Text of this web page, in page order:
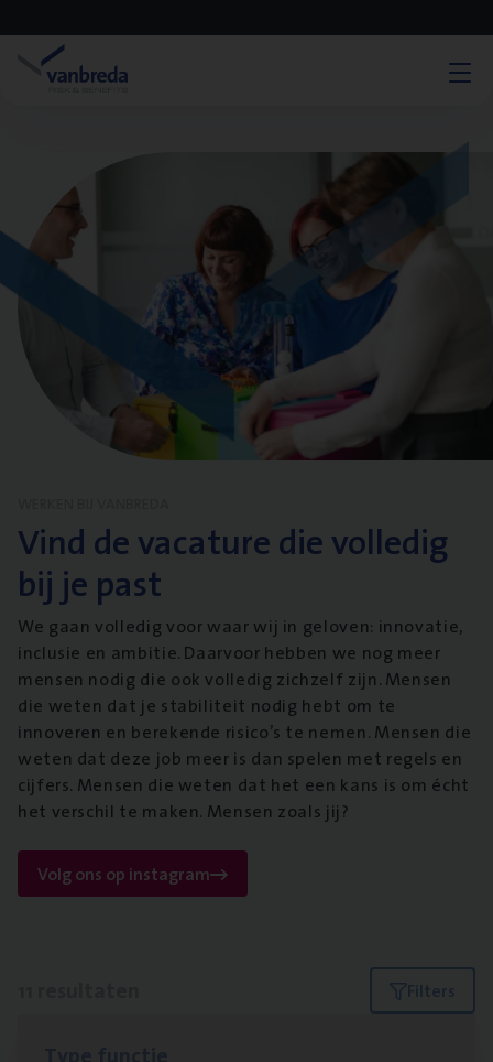
Vind de vacature die volledig
bij je past
We gaan volledig voor waar wij in geloven: innovatie,
inclusie en ambitie. Daarvoor hebben we nog meer
mensen nodig die ook volledig zichzelf zijn. Mensen
die weten dat je stabiliteit nodig hebt om te
innoveren en berekende risico’s te nemen. Mensen die
weten dat deze job meer is dan spelen met regels en
cijfers. Mensen die weten dat het een kans is om écht
het verschil te maken. Mensen zoals jij?
Volg ons op instagram
Filters